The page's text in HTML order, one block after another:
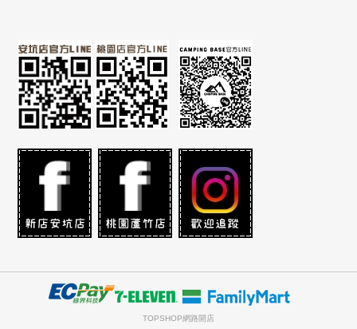
TOPSHOP網路開店